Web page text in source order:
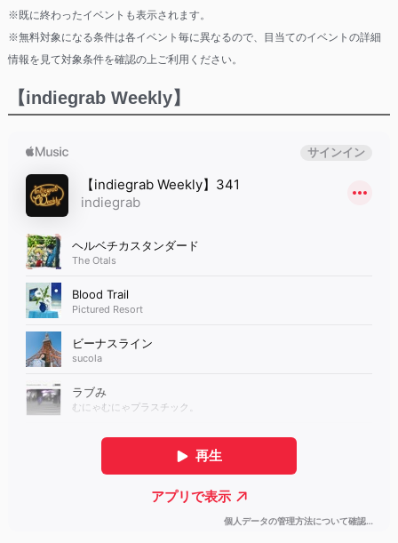
※既に終わったイベントも表示されます。
※無料対象になる条件は各イベント毎に異なるので、目当てのイベントの詳細
情報を見て対象条件を確認の上ご利用ください。
【indiegrab Weekly】